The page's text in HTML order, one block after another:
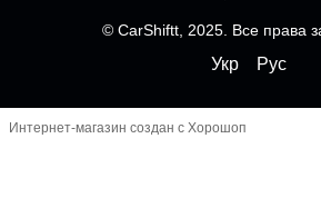
© CarShiftt, 2025. Все права
Укр Рус
Интернет-магазин создан с Хорошоп